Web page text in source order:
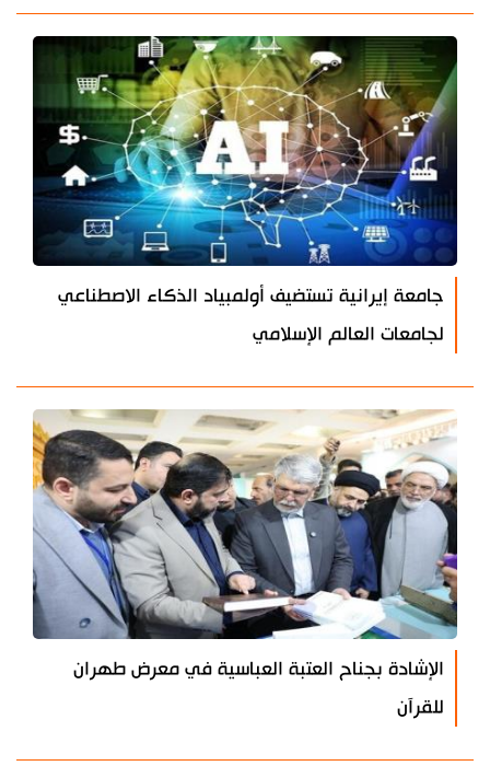
جامعة إيرانية تستضيف أولمبياد الذكاء الاصطناعي
لجامعات العالم الإسلامي
الإشادة بجناح العتبة العباسية في معرض طهران
للقرآن